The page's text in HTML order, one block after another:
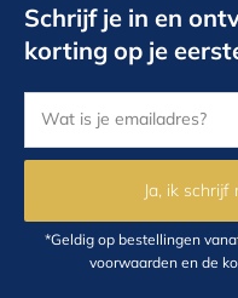
Schrijf je in en
korting op je
Ja, ik schrijf
*Geldig op bestellingen
voorwaarden en de